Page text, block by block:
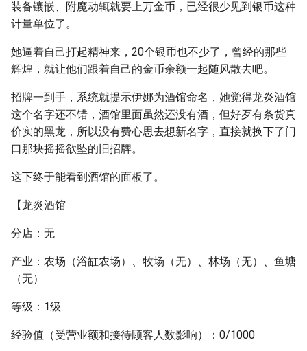
装备镶嵌、附魔动辄就要上万金币，已经很少见到银币这种
计量单位了。
她逼着自己打起精神来，20个银币也不少了，曾经的那些
辉煌，就让他们跟着自己的金币余额一起随风散去吧。
招牌一到手，系统就提示伊娜为酒馆命名，她觉得龙炎酒馆
这个名字还不错，酒馆里面虽然还没有酒，但好歹有条货真
价实的黑龙，所以没有费心思去想新名字，直接就换下了门
口那块摇摇欲坠的旧招牌。
这下终于能看到酒馆的面板了。
【龙炎酒馆
分店：无
产业：农场（浴缸农场）、牧场（无）、林场（无）、鱼塘
（无）
等级：1级
经验值（受营业额和接待顾客人数影响）：0/1000